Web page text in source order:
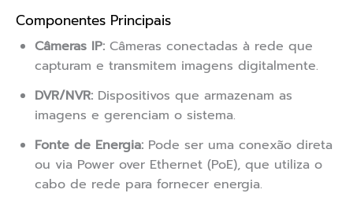
Componentes Principais
Câmeras IP: Câmeras conectadas à rede que
capturam e transmitem imagens digitalmente.
DVR/NVR: Dispositivos que armazenam as
imagens e gerenciam o sistema.
Fonte de Energia: Pode ser uma conexão direta
ou via Power over Ethernet (PoE), que utiliza o
cabo de rede para fornecer energia.